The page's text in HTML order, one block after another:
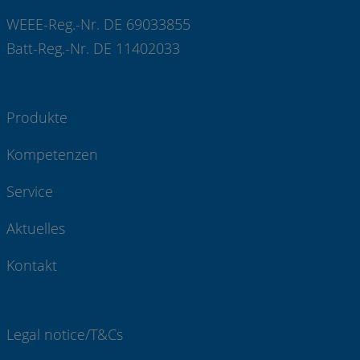
WEEE-Reg.-Nr. DE 69033855
Batt-Reg.-Nr. DE 11402033
Produkte
Kompetenzen
Service
Aktuelles
Kontakt
Legal notice/T&Cs